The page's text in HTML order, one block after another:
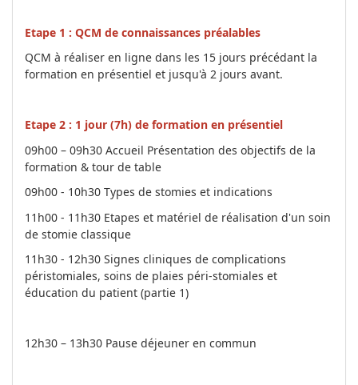
Etape 1 : QCM de connaissances préalables
QCM à réaliser en ligne dans les 15 jours précédant la
formation en présentiel et jusqu'à 2 jours avant.
Etape 2 : 1 jour (7h) de formation en présentiel
09h00 – 09h30 Accueil Présentation des objectifs de la
formation & tour de table
09h00 - 10h30 Types de stomies et indications
11h00 - 11h30 Etapes et matériel de réalisation d'un soin
de stomie classique
11h30 - 12h30 Signes cliniques de complications
péristomiales, soins de plaies péri-stomiales et
éducation du patient (partie 1)
12h30 – 13h30 Pause déjeuner en commun